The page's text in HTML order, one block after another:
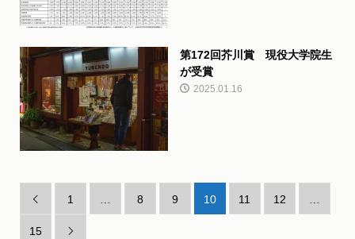
第172回芥川賞 現役大学院生
が受賞
2025.01.16
 1 8 9 10 11 12
15 